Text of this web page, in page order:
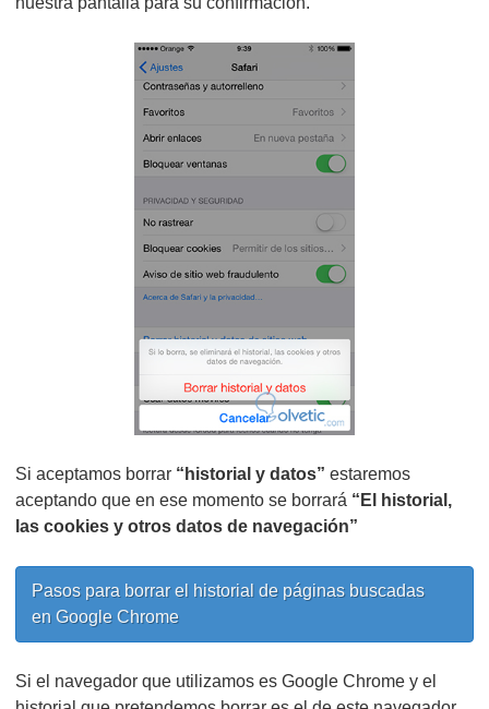
Si aceptamos borrar “historial y datos” estaremos
aceptando que en ese momento se borrará “El historial,
las cookies y otros datos de navegación”
Pasos para borrar el historial de páginas buscadas
en Google Chrome
Si el navegador que utilizamos es Google Chrome y el